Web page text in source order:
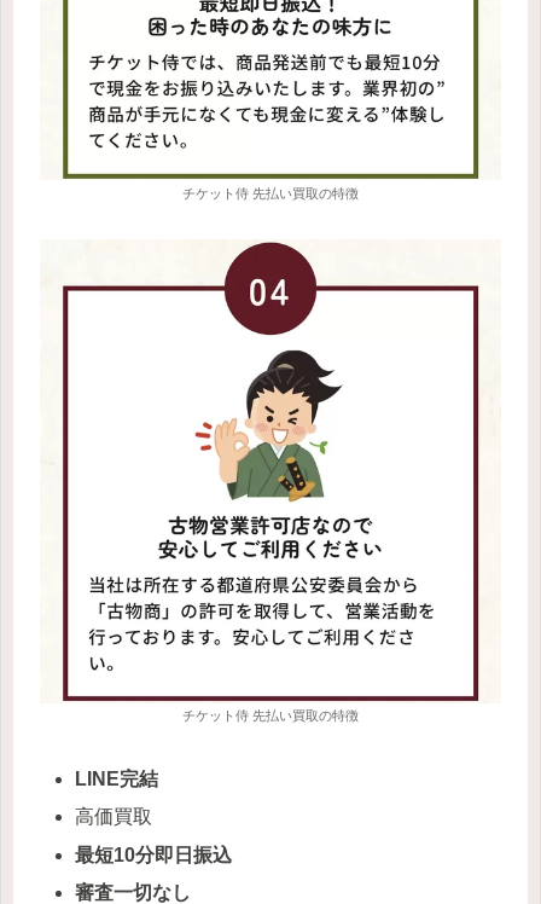
チケット侍 先払い買取の特徴
チケット侍 先払い買取の特徴
LINE完結
高価買取
最短10分即日振込
審査一切なし